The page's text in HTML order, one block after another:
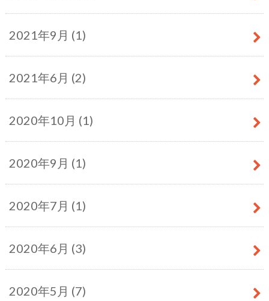
2021年9月 (1)
2021年6月 (2)
2020年10月 (1)
2020年9月 (1)
2020年7月 (1)
2020年6月 (3)
2020年5月 (7)